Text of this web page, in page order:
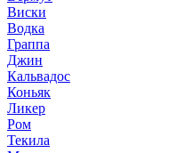
Виски
Водка
Граппа
Джин
Кальвадос
Коньяк
Ликер
Ром
Текила